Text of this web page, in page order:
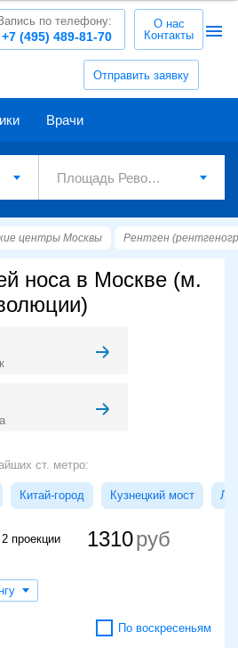
Отправить заявку
+7 (495) 489-81-70
по телефону:
О нас
Контакты
Врачи
центры Москвы Рентген
носа в Москве (м.
ст. метро:
Китай-город Кузнецкий мост
проекции 1310
По воскресеньям